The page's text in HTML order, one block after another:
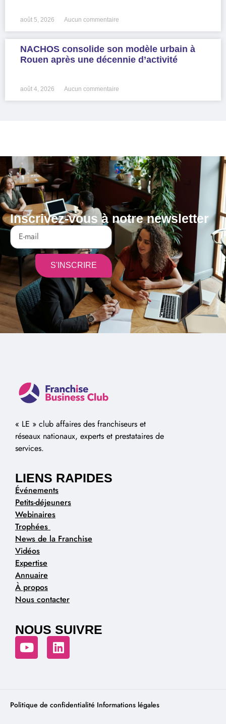
août 5, 2026 Aucun commentaire
NACHOS consolide son modèle urbain à
Rouen après une décennie d’activité
août 4, 2026 Aucun commentaire
Inscrivez-vous à notre newsletter
S'INSCRIRE
Alternative:
« LE » club affaires des franchiseurs et
réseaux nationaux, experts et prestataires de
services.
LIENS RAPIDES
Événements
Petits-déjeuners
Webinaires
Trophées
News de la Franchise
Vidéos
Expertise
Annuaire
À propos
Nous contacter
NOUS SUIVRE
Politique de confidentialité Informations légales